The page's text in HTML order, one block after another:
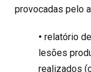
provocadas pelo
• relatório
lesões
realizados